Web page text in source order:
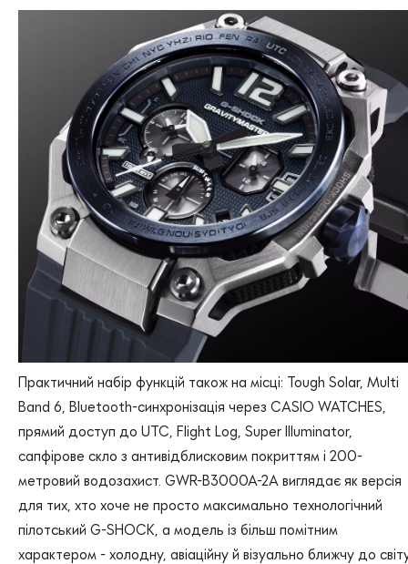
Практичний набір функцій також на місці: Tough Solar, Multi
Band 6, Bluetooth-синхронізація через CASIO WATCHES,
прямий доступ до UTC, Flight Log, Super Illuminator,
сапфірове скло з антивідблисковим покриттям і 200-
метровий водозахист. GWR-B3000A-2A виглядає як версія
для тих, хто хоче не просто максимально технологічний
пілотський G-SHOCK, а модель із більш помітним
характером - холодну, авіаційну й візуально ближчу до